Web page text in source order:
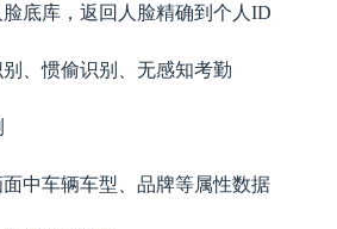
底库，返回人脸精确到个人ID
、惯偷识别、无感知考勤
中车辆车型、品牌等属性数据